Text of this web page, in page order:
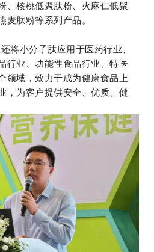
、核桃低聚肽粉、火麻仁低聚
麦肽粉等系列产品。
将小分子肽应用于医药行业、
行业、功能性食品行业、特医
领域，致力于成为健康食品上
，为客户提供安全、优质、健